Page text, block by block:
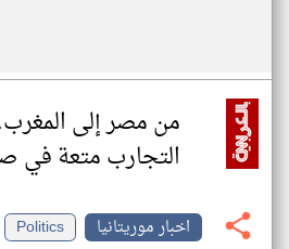
من مصر إلى
التجارب متعة في
اخبار موريتانيا
Politics